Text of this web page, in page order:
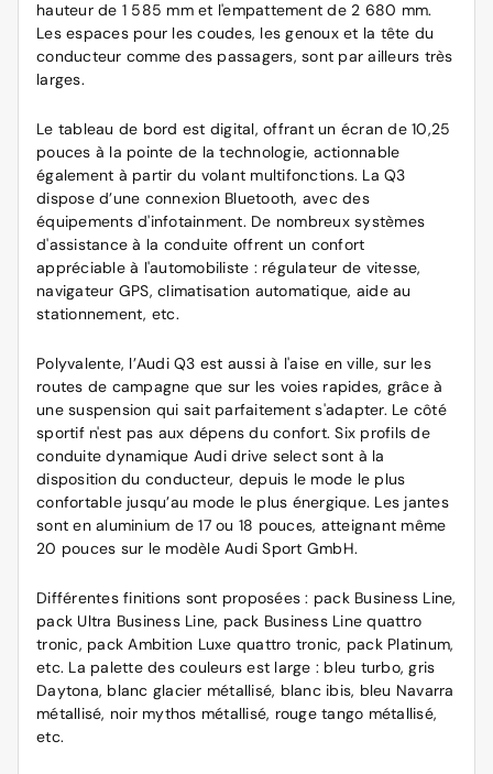
hauteur de 1 585 mm et l'empattement de 2 680 mm.
Les espaces pour les coudes, les genoux et la tête du
conducteur comme des passagers, sont par ailleurs très
larges.
Le tableau de bord est digital, offrant un écran de 10,25
pouces à la pointe de la technologie, actionnable
également à partir du volant multifonctions. La Q3
dispose d’une connexion Bluetooth, avec des
équipements d'infotainment. De nombreux systèmes
d'assistance à la conduite offrent un confort
appréciable à l'automobiliste : régulateur de vitesse,
navigateur GPS, climatisation automatique, aide au
stationnement, etc.
Polyvalente, l’Audi Q3 est aussi à l'aise en ville, sur les
routes de campagne que sur les voies rapides, grâce à
une suspension qui sait parfaitement s'adapter. Le côté
sportif n'est pas aux dépens du confort. Six profils de
conduite dynamique Audi drive select sont à la
disposition du conducteur, depuis le mode le plus
confortable jusqu’au mode le plus énergique. Les jantes
sont en aluminium de 17 ou 18 pouces, atteignant même
20 pouces sur le modèle Audi Sport GmbH.
Différentes finitions sont proposées : pack Business Line,
pack Ultra Business Line, pack Business Line quattro
tronic, pack Ambition Luxe quattro tronic, pack Platinum,
etc. La palette des couleurs est large : bleu turbo, gris
Daytona, blanc glacier métallisé, blanc ibis, bleu Navarra
métallisé, noir mythos métallisé, rouge tango métallisé,
etc.